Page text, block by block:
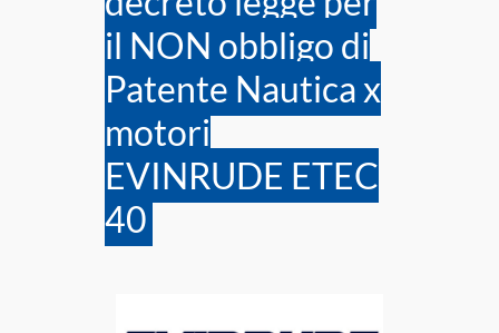
il NON obbligo di
Patente Nautica x
motori
EVINRUDE ETEC
40